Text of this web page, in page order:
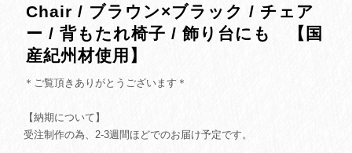
Chair / ブラウン×ブラック / チェア
ー / 背もたれ椅子 / 飾り台にも 【国
産紀州材使用】
＊ご覧頂きありがとうございます＊
【納期について】
受注制作の為、2-3週間ほどでのお届け予定です。